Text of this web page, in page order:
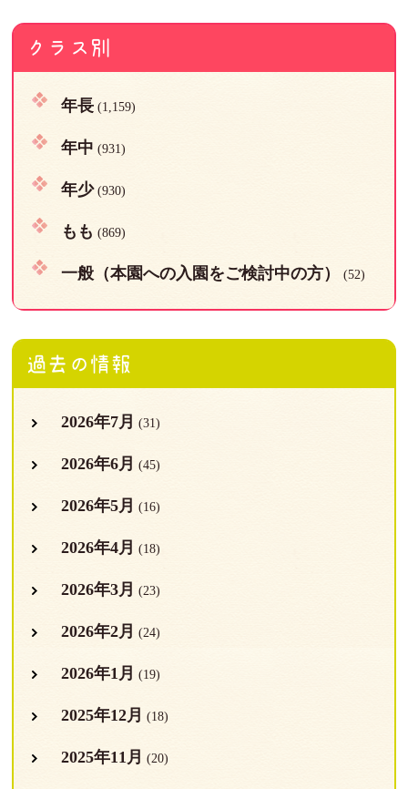
クラス別
年長(1,159)
年中 (931)
年少(930)
もも (869)
一般（本園への入園をご検討中の方） (52)
過去の情報
2026年7月 (31)
2026年6月 (45)
2026年5月 (16)
2026年4月 (18)
2026年3月 (23)
2026年2月 (24)
2026年1月 (19)
2025年12月 (18)
2025年11月 (20)